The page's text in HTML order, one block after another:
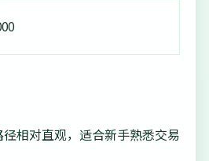
相对直观，适合新手熟悉交易